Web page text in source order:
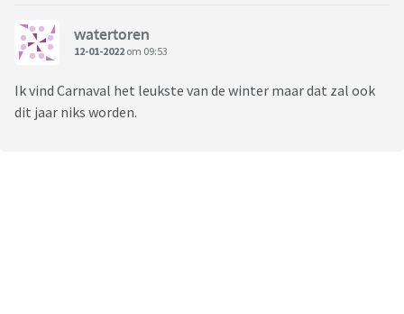
watertoren
12-01-2022 om 09:53
Ik vind Carnaval het leukste van de winter maar dat zal ook
dit jaar niks worden.